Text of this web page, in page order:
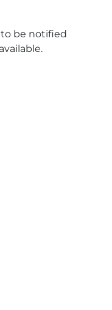
to be notified